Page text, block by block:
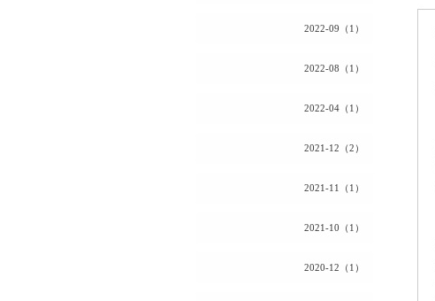
2022-09（1）
2022-08（1）
2022-04（1）
2021-12（2）
2021-11（1）
2021-10（1）
2020-12（1）